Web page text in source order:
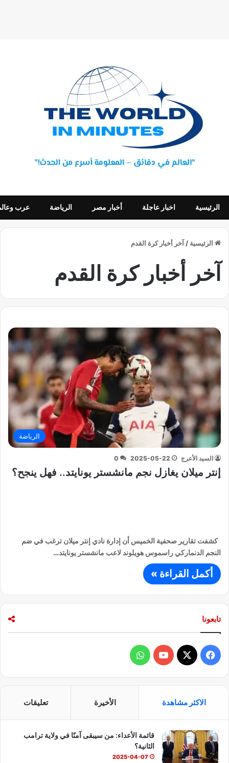
الرئيسية اخبار عاجلة أخبار مصر الرياضة عرب
الرئيسية / آخر أخبار كرة القدم
آخر أخبار كرة القدم
الرياضة
السيد الأعرج 2025-05-22
0
إنتر ميلان يغازل نجم مانشستر يونايتد.. فهل ينجح؟
كشفت تقارير صحفية الخميس أن إدارة نادي إنتر ميلان ترغب في ضم
النجم الدنماركي راسموس هويلوند لاعب مانشستر يونايتد…
أكمل القراءة »
تابعونا
ي
و
ك
X
Y
T
u
ا
ا
ب
الاكثر مشاهدة الأخيرة تعليقات
قائمة الأعداء: من سيبقى آمنًا في ولاية ترامب
الثانية؟
2025-04-07